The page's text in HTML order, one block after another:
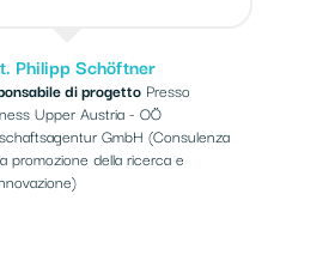
Philipp Schöftner
di progetto Presso
Upper Austria - OÖ
GmbH (Consulenza
promozione della ricerca e